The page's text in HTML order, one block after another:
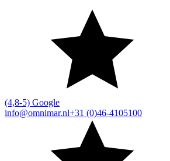
(4,8-5) Google
info@omnimar.nl+31 (0)46-4105100